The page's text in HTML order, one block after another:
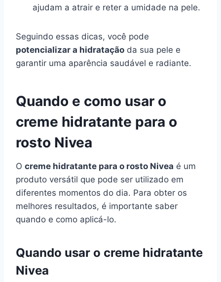
ajudam a atrair e reter a umidade na pele.
Seguindo essas dicas, você pode
potencializar a hidratação da sua pele e
garantir uma aparência saudável e radiante.
Quando e como usar o
creme hidratante para o
rosto Nivea
O creme hidratante para o rosto Nivea é um
produto versátil que pode ser utilizado em
diferentes momentos do dia. Para obter os
melhores resultados, é importante saber
quando e como aplicá-lo.
Quando usar o creme hidratante
Nivea